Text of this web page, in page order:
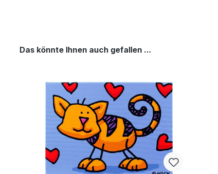
Das könnte Ihnen auch gefallen ...